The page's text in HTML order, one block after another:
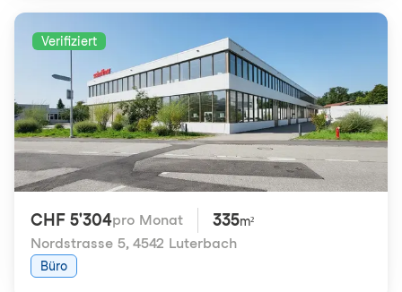
Verifiziert
CHF 5'304pro Monat 335m²
Nordstrasse 5, 4542 Luterbach
Büro